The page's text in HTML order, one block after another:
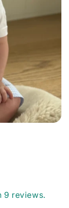
9 reviews.